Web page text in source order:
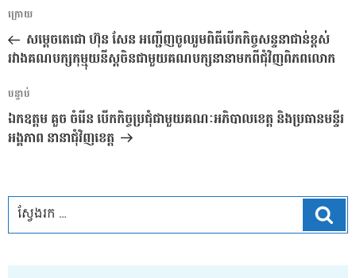
ការ​
នាំទិស​
ប្រកាស
អត្ថបទ
មុន
ក្រោយ
សម្តេចតេជោ ហ៊ុន សែន អញ្ជើញចូលរួមពិធីបើកកិច្ចសន្ទនាជាន់ខ្ពស់
រវាងគណបក្សកុម្មុយនីស្តចិនជាមួយគណបក្សនានាមកពីជុំវិញពិភពលោក
អត្ថបទ
បន្ទាប់
បន្ទាប់
ឯកឧត្តម គួច ចំរើន បើកកិច្ចប្រជុំជាមួយគណៈអភិបាលខេត្ត និងប្រធានមន្ទីរ
អង្គភាព នានាជុំវិញខេត្ត